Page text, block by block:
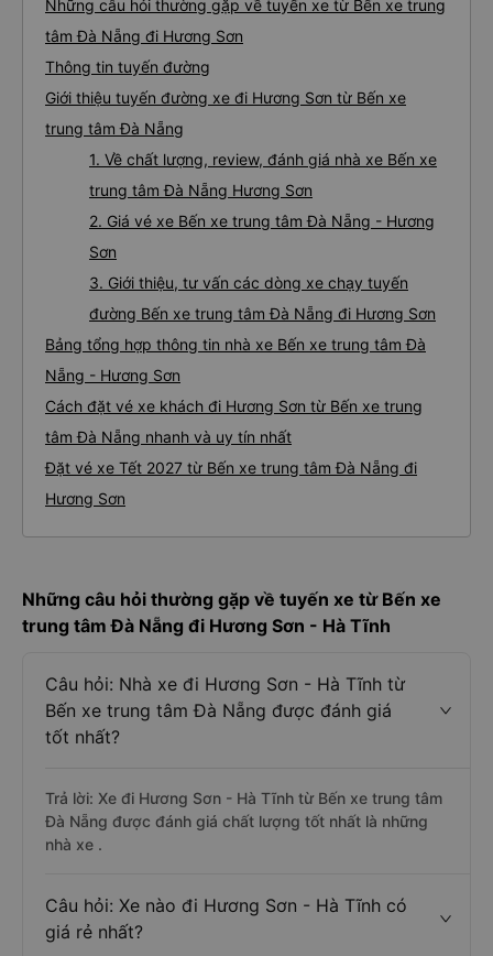
Những câu hỏi thường gặp về tuyến xe từ Bến xe trung
tâm Đà Nẵng đi Hương Sơn
Thông tin tuyến đường
Giới thiệu tuyến đường xe đi Hương Sơn từ Bến xe
trung tâm Đà Nẵng
1. Về chất lượng, review, đánh giá nhà xe Bến xe
trung tâm Đà Nẵng Hương Sơn
2. Giá vé xe Bến xe trung tâm Đà Nẵng - Hương
Sơn
3. Giới thiệu, tư vấn các dòng xe chạy tuyến
đường Bến xe trung tâm Đà Nẵng đi Hương Sơn
Bảng tổng hợp thông tin nhà xe Bến xe trung tâm Đà
Nẵng - Hương Sơn
Cách đặt vé xe khách đi Hương Sơn từ Bến xe trung
tâm Đà Nẵng nhanh và uy tín nhất
Đặt vé xe Tết 2027 từ Bến xe trung tâm Đà Nẵng đi
Hương Sơn
Những câu hỏi thường gặp về tuyến xe từ Bến xe
trung tâm Đà Nẵng đi Hương Sơn - Hà Tĩnh
Câu hỏi: Nhà xe đi Hương Sơn - Hà Tĩnh từ
Bến xe trung tâm Đà Nẵng được đánh giá
tốt nhất?
Trả lời: Xe đi Hương Sơn - Hà Tĩnh từ Bến xe trung tâm
Đà Nẵng được đánh giá chất lượng tốt nhất là những
nhà xe .
Câu hỏi: Xe nào đi Hương Sơn - Hà Tĩnh có
giá rẻ nhất?